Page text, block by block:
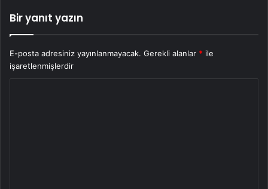
Bir yanıt yazın
E-posta adresiniz yayınlanmayacak. Gerekli alanlar * ile
işaretlenmişlerdir